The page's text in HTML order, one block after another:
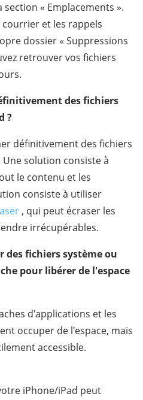
« Emplacements ».
courrier et les rappels
dossier « Suppressions
retrouver vos fichiers
des fichiers
?
définitivement des fichiers
solution consiste à
le contenu et les
consiste à utiliser
, qui peut écraser les
irrécupérables.
des fichiers système ou
pour libérer de l'espace
d'applications et les
occuper de l'espace, mais
accessible.
iPhone/iPad peut